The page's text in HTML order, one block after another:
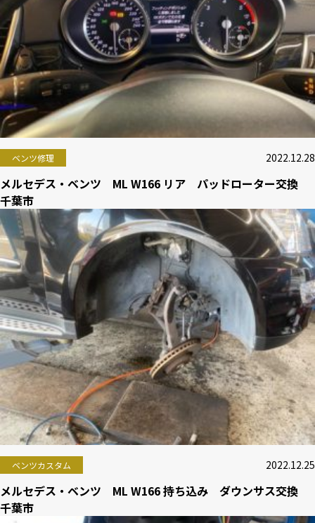
ベンツ修理 2022.12.28
メルセデス・ベンツ ML W166 リア パッドローター交換
千葉市
ベンツカスタム 2022.12.25
メルセデス・ベンツ ML W166 持ち込み ダウンサス交換
千葉市